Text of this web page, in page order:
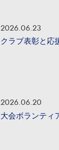
2026.06.23
クラブ表彰と応
2026.06.20
大会ボランティ